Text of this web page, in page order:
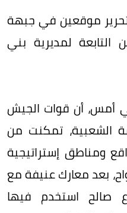
موقعين في جبهة
التابعة لمديرية بني
أن قوات الجيش
الشعبية، تمكنت من
ومناطق إستراتيجية
بعد معارك عنيفة مع
صالح استخدم فيها